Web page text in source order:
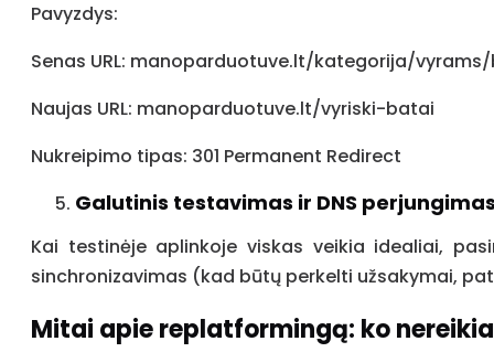
Pavyzdys:
Senas URL: manoparduotuve.lt/kategorija/
Naujas URL: manoparduotuve.lt/vyriski-batai
Nukreipimo tipas: 301 Permanent Redirect
Galutinis testavimas ir DNS
Kai testinėje aplinkoje viskas veikia idealiai,
sinchronizavimas (kad būtų perkelti užsakymai,
Mitai apie replatformingą: ko